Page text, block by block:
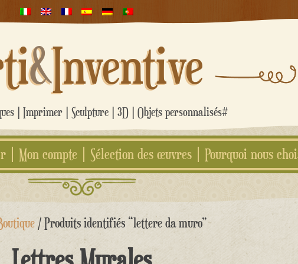
&Inventive
| Imprimer | Sculpture | 3D | Objets personnalisés#
Mon compte Sélection des œuvres Pourquoi nous
/ Produits identifiés “lettere da muro”